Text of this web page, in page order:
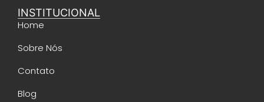
INSTITUCIONAL
Home
Sobre Nós
Contato
Blog